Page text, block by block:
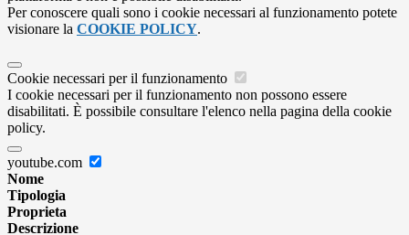
Per conoscere quali sono i cookie necessari al funzionamento potete
visionare la COOKIE POLICY.
Cookie necessari per il funzionamento
I cookie necessari per il funzionamento non possono essere
disabilitati. È possibile consultare l'elenco nella pagina della cookie
policy.
youtube.com
Nome
Tipologia
Proprieta
Descrizione